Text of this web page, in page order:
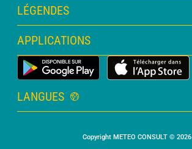
Abonnement METEO Xpert
Abonnement METEO PRO
Consultation avec un prévisionniste
Bulletin PRO
LÉGENDES
Légende des cartes
Légende des pictogrammes
Glossaire
APPLICATIONS
Application Météo Terrestre
LANGUES
Copyright METEO CONSULT © 2026